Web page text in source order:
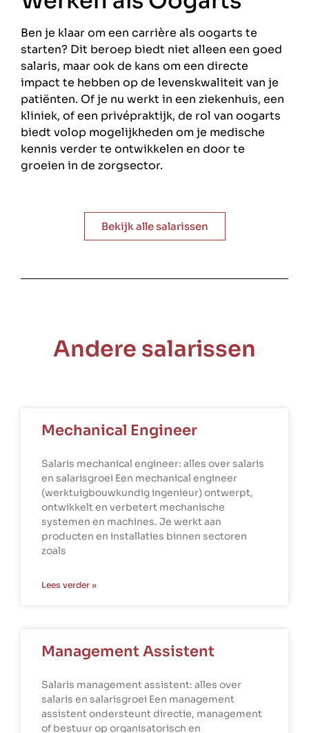
Ben je klaar om een carrière als oogarts te
starten? Dit beroep biedt niet alleen een goed
salaris, maar ook de kans om een directe
impact te hebben op de levenskwaliteit van je
patiënten. Of je nu werkt in een ziekenhuis, een
kliniek, of een privépraktijk, de rol van oogarts
biedt volop mogelijkheden om je medische
kennis verder te ontwikkelen en door te
groeien in de zorgsector.
Bekijk alle salarissen
Andere salarissen
Mechanical Engineer
Salaris mechanical engineer: alles over salaris
en salarisgroei Een mechanical engineer
(werktuigbouwkundig ingenieur) ontwerpt,
ontwikkelt en verbetert mechanische
systemen en machines. Je werkt aan
producten en installaties binnen sectoren
zoals
Lees verder »
Management Assistent
Salaris management assistent: alles over
salaris en salarisgroei Een management
assistent ondersteunt directie, management
of bestuur op organisatorisch en